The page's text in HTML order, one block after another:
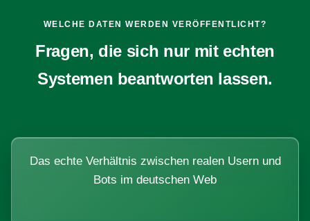
WELCHE DATEN WERDEN VERÖFFENTLICHT?
Fragen, die sich nur mit echten
Systemen beantworten lassen.
Das echte Verhältnis zwischen realen Usern und
Bots im deutschen Web